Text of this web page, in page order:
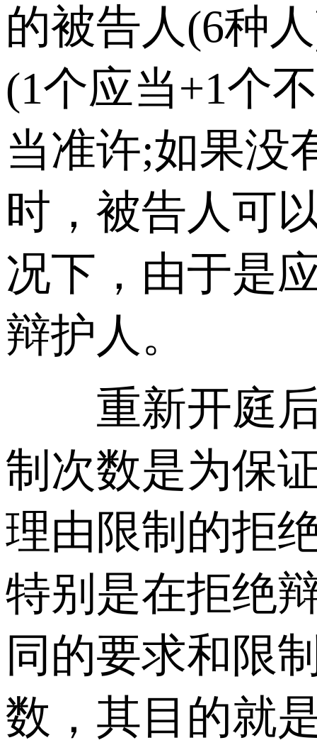
的被告人(6种
(1个应当+1个
当准许;如果没
时，被告人可
况下，由于是
辩护人。
重新开庭后
制次数是为保
理由限制的拒
特别是在拒绝
同的要求和限
数，其目的就